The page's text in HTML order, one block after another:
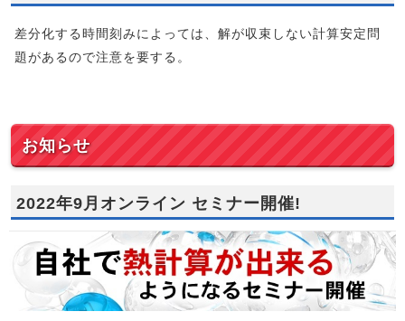
差分化する時間刻みによっては、解が収束しない計算安定問
題があるので注意を要する。
お知らせ
2022年9月オンライン セミナー開催!